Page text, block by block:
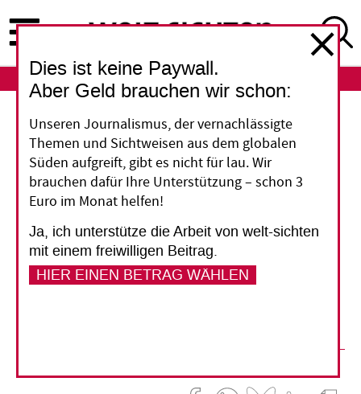
zum
Inhalt
ABO
Erneuerbare Energien
Siegeszug von Wind und
Sonne
Der Anteil der Erneuerbaren an der weltweiten
Stromerzeugung wächst viel schneller als
erwartet. Der Abschied von den fossilen
Dies ist keine Paywall.
Aber Geld brauchen wir schon:
Unseren Journalismus, der vernachlässigte
Themen und Sichtweisen aus dem globalen
Süden aufgreift, gibt es nicht für lau. Wir
brauchen dafür Ihre Unterstützung – schon 3
Euro im Monat helfen!
Ja, ich unterstütze die Arbeit von welt-sichten
mit einem freiwilligen Beitrag.
HIER EINEN BETRAG WÄHLEN